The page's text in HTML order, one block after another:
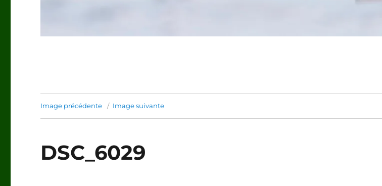
Image précédente Image suivante
DSC_6029